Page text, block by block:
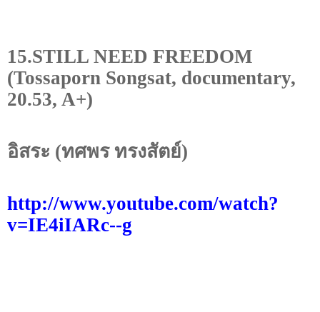
15.STILL NEED FREEDOM
(Tossaporn Songsat, documentary,
20.53, A+)
อิสระ (ทศพร ทรงสัตย์)
http://www.youtube.com/watch?
v=IE4iIARc--g